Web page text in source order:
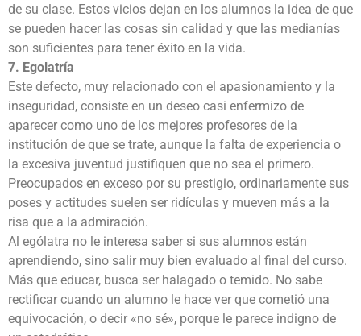
de su clase. Estos vicios dejan en los alumnos la idea de que
se pueden hacer las cosas sin calidad y que las medianías
son suficientes para tener éxito en la vida.
7. Egolatría
Este defecto, muy relacionado con el apasionamiento y la
inseguridad, consiste en un deseo casi enfermizo de
aparecer como uno de los mejores profesores de la
institución de que se trate, aunque la falta de experiencia o
la excesiva juventud justifiquen que no sea el primero.
Preocupados en exceso por su prestigio, ordinariamente sus
poses y actitudes suelen ser ridículas y mueven más a la
risa que a la admiración.
Al ególatra no le interesa saber si sus alumnos están
aprendiendo, sino salir muy bien evaluado al final del curso.
Más que educar, busca ser halagado o temido. No sabe
rectificar cuando un alumno le hace ver que cometió una
equivocación, o decir «no sé», porque le parece indigno de